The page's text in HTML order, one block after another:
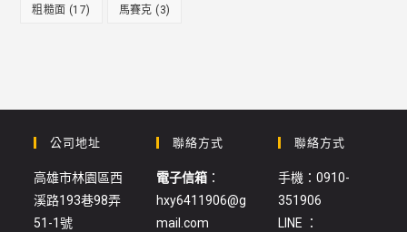
粗糙面 (17) 馬賽克 (3)
公司地址
高雄市林園區西
溪路193巷98弄
51-1號
聯絡方式
電子信箱：
hxy6411906@g
mail.com
聯絡方式
手機：0910-
351906
LINE ：